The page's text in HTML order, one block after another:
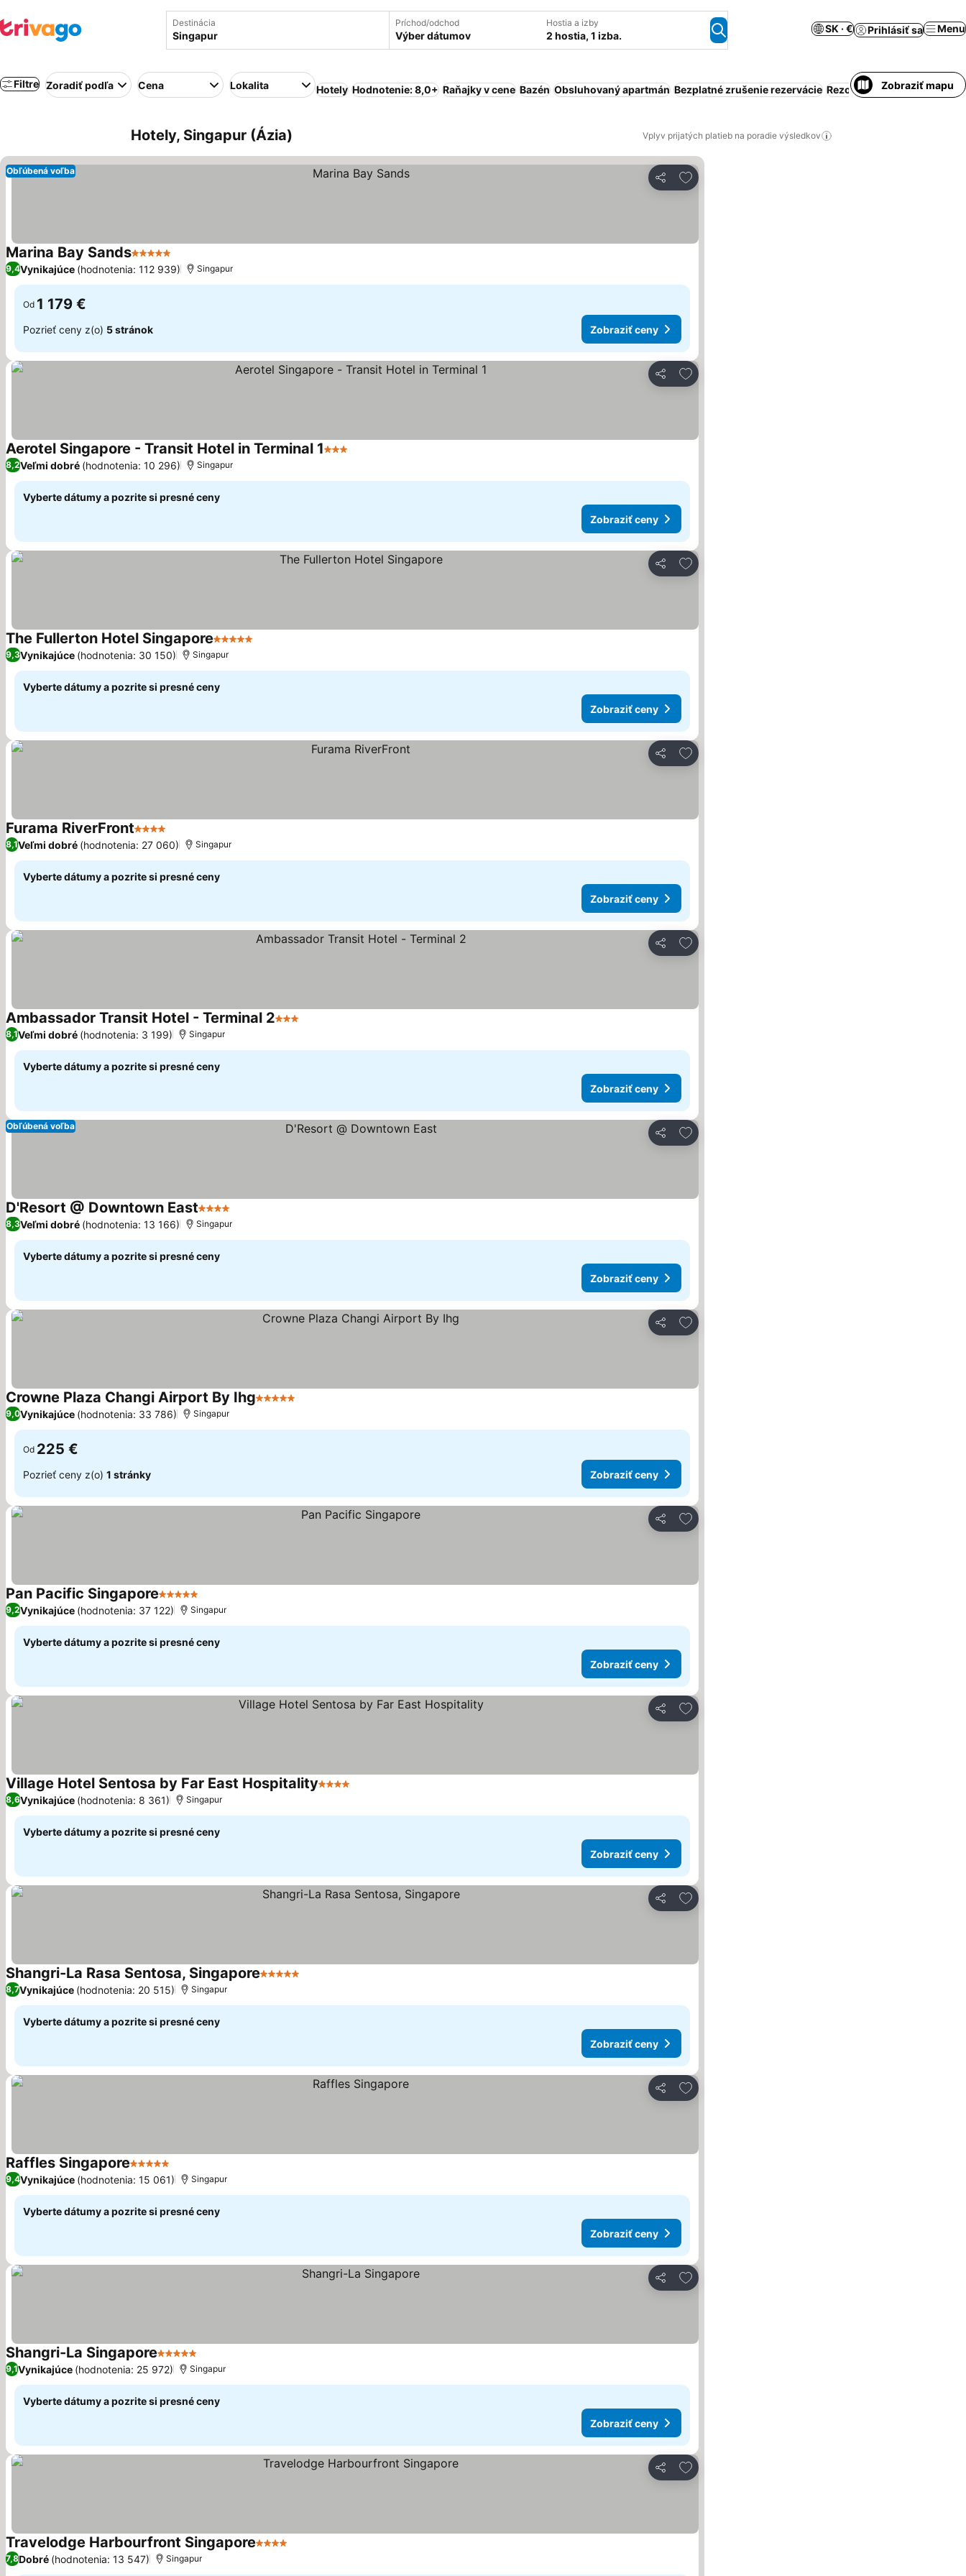
Destinácia Príchod/odchod
Výber dátumov
Hostia a izby
2 hostia, 1 izba.
SK · € Prihlásiť sa Menu
Filtre Zoradiť podľa Cena Lokalita Hotely Hodnotenie: 8,0+ Raňajky v cene Bazén Obsluhovaný apartmán Bezplatné zrušenie rezervácie Rezort Klimatizácia Wi-Fi
Zobraziť mapu
Hotely, Singapur (Ázia) Vplyv prijatých platieb na poradie výsledkov
Zdieľať
Pridať do obľúbených
Obľúbená voľba
Marina Bay Sands5 Počet hviezdičiek
Zobraziť ceny
9,4Vynikajúce (hodnotenia: 112 939) Singapur
Od 1 179 €
Pozrieť ceny z(o) 5 stránok Zobraziť ceny
Zdieľať
Pridať do obľúbených
Aerotel Singapore - Transit Hotel in Terminal 13 Počet hviezdičiek
8,2Veľmi dobré (hodnotenia: 10 296) Singapur
Vyberte dátumy a pozrite si presné ceny
Zobraziť ceny
Zdieľať
Pridať do obľúbených
The Fullerton Hotel Singapore5 Počet hviezdičiek
9,3Vynikajúce (hodnotenia: 30 150) Singapur
Vyberte dátumy a pozrite si presné ceny
Zobraziť ceny
Zdieľať
Pridať do obľúbených
Furama RiverFront4 Počet hviezdičiek
Zobraziť ceny
8,1Veľmi dobré (hodnotenia: 27 060) Singapur
Vyberte dátumy a pozrite si presné ceny
Zobraziť ceny
Zdieľať
Pridať do obľúbených
Ambassador Transit Hotel - Terminal 23 Počet hviezdičiek
8,1Veľmi dobré (hodnotenia: 3 199) Singapur
Vyberte dátumy a pozrite si presné ceny
Zobraziť ceny
Zdieľať
Pridať do obľúbených
Obľúbená voľba
D'Resort @ Downtown East4 Počet hviezdičiek
8,3Veľmi dobré (hodnotenia: 13 166) Singapur
Vyberte dátumy a pozrite si presné ceny
Zobraziť ceny
Zdieľať
Pridať do obľúbených
Crowne Plaza Changi Airport By Ihg5 Počet hviezdičiek
9,0Vynikajúce (hodnotenia: 33 786) Singapur
Od 225 €
Pozrieť ceny z(o) 1 stránky Zobraziť ceny
Zdieľať
Pridať do obľúbených
Pan Pacific Singapore5 Počet hviezdičiek
9,2Vynikajúce (hodnotenia: 37 122) Singapur
Vyberte dátumy a pozrite si presné ceny
Zobraziť ceny
Zdieľať
Pridať do obľúbených
Village Hotel Sentosa by Far East Hospitality4 Počet hviezdičiek
8,6Vynikajúce (hodnotenia: 8 361) Singapur
Vyberte dátumy a pozrite si presné ceny
Zobraziť ceny
Zdieľať
Pridať do obľúbených
Shangri-La Rasa Sentosa, Singapore5 Počet hviezdičiek
8,7Vynikajúce (hodnotenia: 20 515) Singapur
Vyberte dátumy a pozrite si presné ceny
Zobraziť ceny
Zdieľať
Pridať do obľúbených
Raffles Singapore5 Počet hviezdičiek
Zobraziť ceny
9,4Vynikajúce (hodnotenia: 15 061) Singapur
Vyberte dátumy a pozrite si presné ceny
Zobraziť ceny
Zdieľať
Pridať do obľúbených
Shangri-La Singapore5 Počet hviezdičiek
9,1Vynikajúce (hodnotenia: 25 972) Singapur
Vyberte dátumy a pozrite si presné ceny
Zobraziť ceny
Zdieľať
Pridať do obľúbených
Travelodge Harbourfront Singapore4 Počet hviezdičiek
7,8Dobré (hodnotenia: 13 547) Singapur